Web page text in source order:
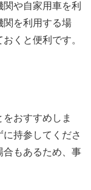
や自家用車を利
関を利用する場
くと便利です。
おすすめしま
持参してくださ
合もあるため、事